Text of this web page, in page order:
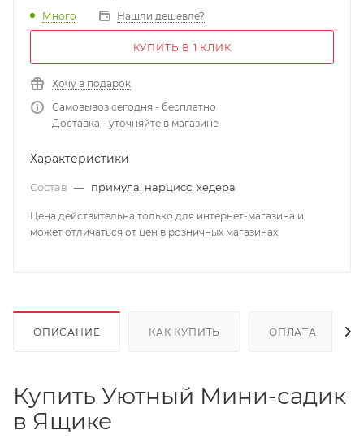
Много Нашли дешевле?
КУПИТЬ В 1 КЛИК
Хочу в подарок
Самовывоз сегодня - бесплатно
Доставка - уточняйте в магазине
Характеристики
Состав — примула, нарцисс, хедера
Цена действительна только для интернет-магазина и
может отличаться от цен в розничных магазинах
ОПИСАНИЕ КАК КУПИТЬ ОПЛАТА
Купить Уютный Мини-садик
в Ящике